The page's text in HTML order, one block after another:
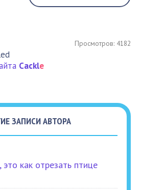
Просмотров: 4182
Cackle
ЗАПИСИ АВТОРА
как отрезать птице